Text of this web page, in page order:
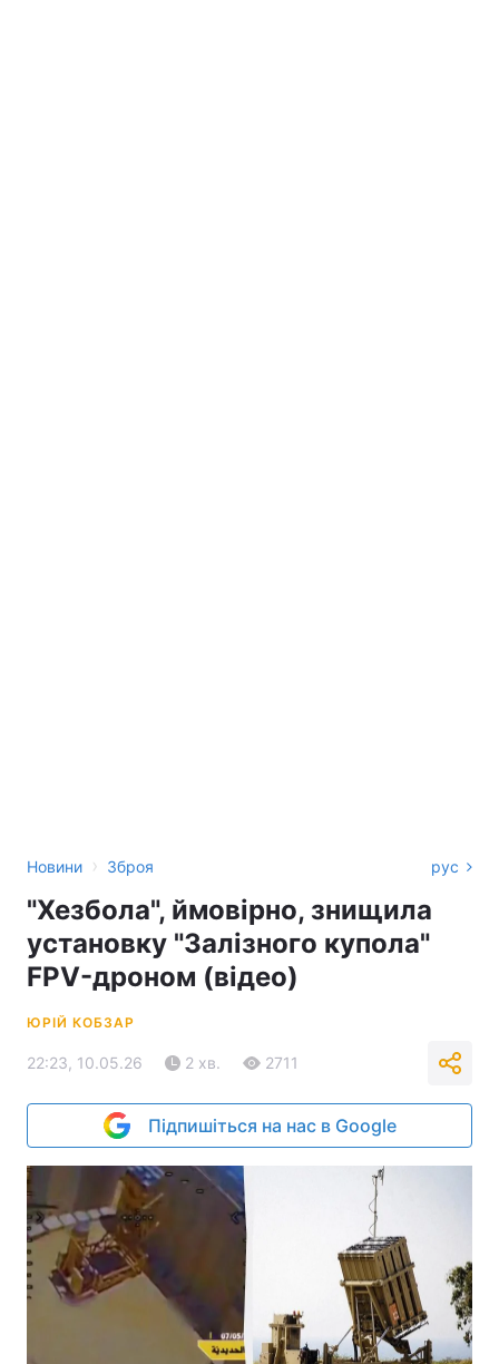
Новини › Зброя рус
"Хезбола", ймовірно, знищила
установку "Залізного купола"
FPV-дроном (відео)
ЮРІЙ КОБЗАР
22:23, 10.05.26 2 хв. 2711
Підпишіться на нас в Google